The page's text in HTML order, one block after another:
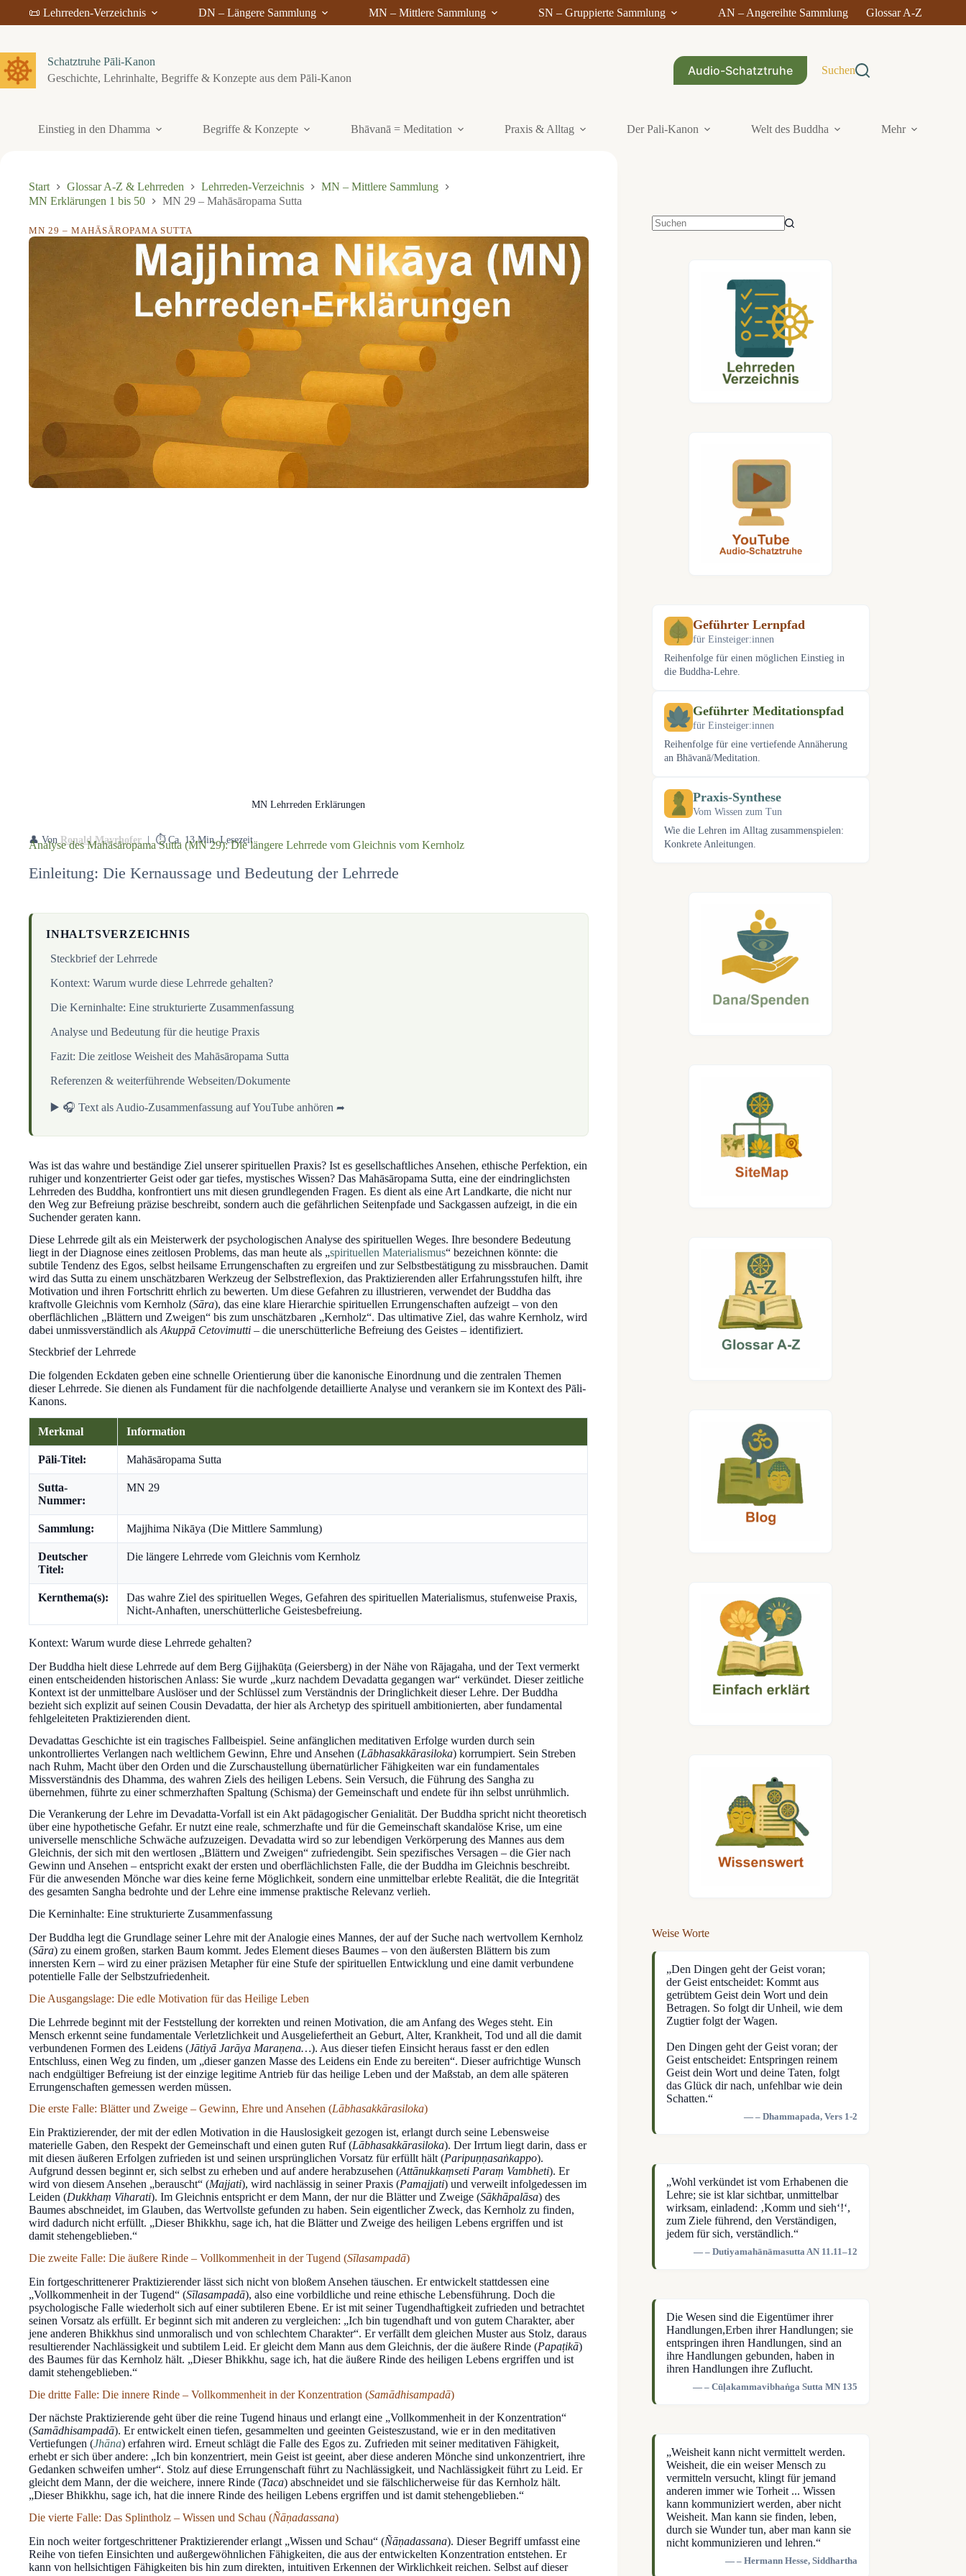
h
📜 Lehrreden-Verzeichnis DN – Längere Sammlung MN – Mittlere Sammlung SN – Gruppierte Sammlung AN – Angereihte Sammlung Glossar A-Z
Schatztruhe Pāli-Kanon
Geschichte, Lehrinhalte, Begriffe & Konzepte aus dem Pāli-Kanon
Audio-Schatztruhe Suchen
Einstieg in den Dhamma Begriffe & Konzepte Bhāvanā = Meditation Praxis & Alltag Der Pali-Kanon Welt des Buddha Mehr
Start Glossar A-Z & Lehrreden Lehrreden-Verzeichnis
MN – Mittlere Sammlung
MN Erklärungen 1 bis 50
MN 29 – Mahāsāropama Sutta
MN 29 – MAHĀSĀROPAMA SUTTA
MN Lehrreden Erklärungen
👤 Von Ronald Mayrhofer | ⏱️ Ca. 13 Min. Lesezeit
Analyse des Mahāsāropama Sutta (MN 29): Die längere Lehrrede vom Gleichnis vom Kernholz
Einleitung: Die Kernaussage und Bedeutung der Lehrrede
INHALTSVERZEICHNIS
Steckbrief der Lehrrede
Kontext: Warum wurde diese Lehrrede gehalten?
Die Kerninhalte: Eine strukturierte Zusammenfassung
Analyse und Bedeutung für die heutige Praxis
Fazit: Die zeitlose Weisheit des Mahāsāropama Sutta
Referenzen & weiterführende Webseiten/Dokumente
▶️ 🎧 Text als Audio-Zusammenfassung auf YouTube anhören
Was ist das wahre und beständige Ziel unserer spirituellen Praxis? Ist es gesellschaftliches Ansehen, ethische Perfektion, ein
ruhiger und konzentrierter Geist oder gar tiefes, mystisches Wissen? Das Mahāsāropama Sutta, eine der eindringlichsten
Lehrreden des Buddha, konfrontiert uns mit diesen grundlegenden Fragen. Es dient als eine Art Landkarte, die nicht nur
den Weg zur Befreiung präzise beschreibt, sondern auch die gefährlichen Seitenpfade und Sackgassen aufzeigt, in die ein
Suchender geraten kann.
Diese Lehrrede gilt als ein Meisterwerk der psychologischen Analyse des spirituellen Weges. Ihre besondere Bedeutung
liegt in der Diagnose eines zeitlosen Problems, das man heute als „spirituellen Materialismus“ bezeichnen könnte: die
subtile Tendenz des Egos, selbst heilsame Errungenschaften zu ergreifen und zur Selbstbestätigung zu missbrauchen. Damit
wird das Sutta zu einem unschätzbaren Werkzeug der Selbstreflexion, das Praktizierenden aller Erfahrungsstufen hilft, ihre
Motivation und ihren Fortschritt ehrlich zu bewerten. Um diese Gefahren zu illustrieren, verwendet der Buddha das
kraftvolle Gleichnis vom Kernholz (Sāra), das eine klare Hierarchie spirituellen Errungenschaften aufzeigt – von den
oberflächlichen „Blättern und Zweigen“ bis zum unschätzbaren „Kernholz“. Das ultimative Ziel, das wahre Kernholz, wird
dabei unmissverständlich als Akuppā Cetovimutti – die unerschütterliche Befreiung des Geistes – identifiziert.
Steckbrief der Lehrrede
Die folgenden Eckdaten geben eine schnelle Orientierung über die kanonische Einordnung und die zentralen Themen
dieser Lehrrede. Sie dienen als Fundament für die nachfolgende detaillierte Analyse und verankern sie im Kontext des Pāli-
Kanons.
Merkmal Information
Pāli-Titel: Mahāsāropama Sutta
Sutta-
Nummer:
MN 29
Sammlung: Majjhima Nikāya (Die Mittlere Sammlung)
Deutscher
Titel:
Die längere Lehrrede vom Gleichnis vom Kernholz
Kernthema(s):
Das wahre Ziel des spirituellen Weges, Gefahren des spirituellen Materialismus, stufenweise Praxis,
Nicht-Anhaften, unerschütterliche Geistesbefreiung.
Kontext: Warum wurde diese Lehrrede gehalten?
Der Buddha hielt diese Lehrrede auf dem Berg Gijjhakūṭa (Geiersberg) in der Nähe von Rājagaha, und der Text vermerkt
einen entscheidenden historischen Anlass: Sie wurde „kurz nachdem Devadatta gegangen war“ verkündet. Dieser zeitliche
Kontext ist der unmittelbare Auslöser und der Schlüssel zum Verständnis der Dringlichkeit dieser Lehre. Der Buddha
bezieht sich explizit auf seinen Cousin Devadatta, der hier als Archetyp des spirituell ambitionierten, aber fundamental
fehlgeleiteten Praktizierenden dient.
Devadattas Geschichte ist ein tragisches Fallbeispiel. Seine anfänglichen meditativen Erfolge wurden durch sein
unkontrolliertes Verlangen nach weltlichem Gewinn, Ehre und Ansehen (Lābhasakkārasiloka) korrumpiert. Sein Streben
nach Ruhm, Macht über den Orden und die Zurschaustellung übernatürlicher Fähigkeiten war ein fundamentales
Missverständnis des Dhamma, des wahren Ziels des heiligen Lebens. Sein Versuch, die Führung des Sangha zu
übernehmen, führte zu einer schmerzhaften Spaltung (Schisma) der Gemeinschaft und endete für ihn selbst unrühmlich.
Die Verankerung der Lehre im Devadatta-Vorfall ist ein Akt pädagogischer Genialität. Der Buddha spricht nicht theoretisch
über eine hypothetische Gefahr. Er nutzt eine reale, schmerzhafte und für die Gemeinschaft skandalöse Krise, um eine
universelle menschliche Schwäche aufzuzeigen. Devadatta wird so zur lebendigen Verkörperung des Mannes aus dem
Gleichnis, der sich mit den wertlosen „Blättern und Zweigen“ zufriedengibt. Sein spezifisches Versagen – die Gier nach
Gewinn und Ansehen – entspricht exakt der ersten und oberflächlichsten Falle, die der Buddha im Gleichnis beschreibt.
Für die anwesenden Mönche war dies keine ferne Möglichkeit, sondern eine unmittelbar erlebte Realität, die die Integrität
des gesamten Sangha bedrohte und der Lehre eine immense praktische Relevanz verlieh.
Die Kerninhalte: Eine strukturierte Zusammenfassung
Der Buddha legt die Grundlage seiner Lehre mit der Analogie eines Mannes, der auf der Suche nach wertvollem Kernholz
(Sāra) zu einem großen, starken Baum kommt. Jedes Element dieses Baumes – von den äußersten Blättern bis zum
innersten Kern – wird zu einer präzisen Metapher für eine Stufe der spirituellen Entwicklung und eine damit verbundene
potentielle Falle der Selbstzufriedenheit.
Die Ausgangslage: Die edle Motivation für das Heilige Leben
Die Lehrrede beginnt mit der Feststellung der korrekten und reinen Motivation, die am Anfang des Weges steht. Ein
Mensch erkennt seine fundamentale Verletzlichkeit und Ausgeliefertheit an Geburt, Alter, Krankheit, Tod und all die damit
verbundenen Formen des Leidens (Jātiyā Jarāya Maraṇena…). Aus dieser tiefen Einsicht heraus fasst er den edlen
Entschluss, einen Weg zu finden, um „dieser ganzen Masse des Leidens ein Ende zu bereiten“. Dieser aufrichtige Wunsch
nach endgültiger Befreiung ist der einzige legitime Antrieb für das heilige Leben und der Maßstab, an dem alle späteren
Errungenschaften gemessen werden müssen.
Die erste Falle: Blätter und Zweige – Gewinn, Ehre und Ansehen (Lābhasakkārasiloka)
Ein Praktizierender, der mit der edlen Motivation in die Hauslosigkeit gezogen ist, erlangt durch seine Lebensweise
materielle Gaben, den Respekt der Gemeinschaft und einen guten Ruf (Lābhasakkārasiloka). Der Irrtum liegt darin, dass er
mit diesen äußeren Erfolgen zufrieden ist und seinen ursprünglichen Vorsatz für erfüllt hält (Paripuṇṇasaṅkappo).
Aufgrund dessen beginnt er, sich selbst zu erheben und auf andere herabzusehen (Attānukkaṃseti Paraṃ Vambheti). Er
wird von diesem Ansehen „berauscht“ (Majjati), wird nachlässig in seiner Praxis (Pamajjati) und verweilt infolgedessen im
Leiden (Dukkhaṃ Viharati). Im Gleichnis entspricht er dem Mann, der nur die Blätter und Zweige (Sākhāpalāsa) des
Baumes abschneidet, im Glauben, das Wertvollste gefunden zu haben. Sein eigentlicher Zweck, das Kernholz zu finden,
wird dadurch nicht erfüllt. „Dieser Bhikkhu, sage ich, hat die Blätter und Zweige des heiligen Lebens ergriffen und ist
damit stehengeblieben.“
Die zweite Falle: Die äußere Rinde – Vollkommenheit in der Tugend (Sīlasampadā)
Ein fortgeschrittenerer Praktizierender lässt sich nicht von bloßem Ansehen täuschen. Er entwickelt stattdessen eine
„Vollkommenheit in der Tugend“ (Sīlasampadā), also eine vorbildliche und reine ethische Lebensführung. Doch die
psychologische Falle wiederholt sich auf einer subtileren Ebene. Er ist mit seiner Tugendhaftigkeit zufrieden und betrachtet
seinen Vorsatz als erfüllt. Er beginnt sich mit anderen zu vergleichen: „Ich bin tugendhaft und von gutem Charakter, aber
jene anderen Bhikkhus sind unmoralisch und von schlechtem Charakter“. Er verfällt dem gleichen Muster aus Stolz, daraus
resultierender Nachlässigkeit und subtilem Leid. Er gleicht dem Mann aus dem Gleichnis, der die äußere Rinde (Papaṭikā)
des Baumes für das Kernholz hält. „Dieser Bhikkhu, sage ich, hat die äußere Rinde des heiligen Lebens ergriffen und ist
damit stehengeblieben.“
Die dritte Falle: Die innere Rinde – Vollkommenheit in der Konzentration (Samādhisampadā)
Der nächste Praktizierende geht über die reine Tugend hinaus und erlangt eine „Vollkommenheit in der Konzentration“
(Samādhisampadā). Er entwickelt einen tiefen, gesammelten und geeinten Geisteszustand, wie er in den meditativen
Vertiefungen (Jhāna) erfahren wird. Erneut schlägt die Falle des Egos zu. Zufrieden mit seiner meditativen Fähigkeit,
erhebt er sich über andere: „Ich bin konzentriert, mein Geist ist geeint, aber diese anderen Mönche sind unkonzentriert, ihre
Gedanken schweifen umher“. Stolz auf diese Errungenschaft führt zu Nachlässigkeit, und Nachlässigkeit führt zu Leid. Er
gleicht dem Mann, der die weichere, innere Rinde (Taca) abschneidet und sie fälschlicherweise für das Kernholz hält.
„Dieser Bhikkhu, sage ich, hat die innere Rinde des heiligen Lebens ergriffen und ist damit stehengeblieben.“
Die vierte Falle: Das Splintholz – Wissen und Schau (Ñāṇadassana)
Ein noch weiter fortgeschrittener Praktizierender erlangt „Wissen und Schau“ (Ñāṇadassana). Dieser Begriff umfasst eine
Reihe von tiefen Einsichten und außergewöhnlichen Fähigkeiten, die aus der entwickelten Konzentration entstehen. Er
kann von hellsichtigen Fähigkeiten bis hin zum direkten, intuitiven Erkennen der Wirklichkeit reichen. Selbst auf dieser
Geführter Lernpfad
für Einsteiger:innen
Reihenfolge für einen möglichen Einstieg in
die Buddha-Lehre.
Geführter Meditationspfad
für Einsteiger:innen
Reihenfolge für eine vertiefende Annäherung
an Bhāvanā/Meditation.
Praxis-Synthese
Vom Wissen zum Tun
Wie die Lehren im Alltag zusammenspielen:
Konkrete Anleitungen.
Weise Worte
„Den Dingen geht der Geist voran;
der Geist entscheidet: Kommt aus
getrübtem Geist dein Wort und dein
Betragen. So folgt dir Unheil, wie dem
Zugtier folgt der Wagen.
Den Dingen geht der Geist voran; der
Geist entscheidet: Entspringen reinem
Geist dein Wort und deine Taten, folgt
das Glück dir nach, unfehlbar wie dein
Schatten.“
– Dhammapada, Vers 1-2
„Wohl verkündet ist vom Erhabenen die
Lehre; sie ist klar sichtbar, unmittelbar
wirksam, einladend: ‚Komm und sieh‘!‘,
zum Ziele führend, den Verständigen,
jedem für sich, verständlich.“
– Dutiyamahānāmasutta AN 11.11–12
Die Wesen sind die Eigentümer ihrer
Handlungen,Erben ihrer Handlungen; sie
entspringen ihren Handlungen, sind an
ihre Handlungen gebunden, haben in
ihren Handlungen ihre Zuflucht.
– Cūḷakammavibhaṅga Sutta MN 135
„Weisheit kann nicht vermittelt werden.
Weisheit, die ein weiser Mensch zu
vermitteln versucht, klingt für jemand
anderen immer wie Torheit ... Wissen
kann kommuniziert werden, aber nicht
Weisheit. Man kann sie finden, leben,
durch sie Wunder tun, aber man kann sie
nicht kommunizieren und lehren.“
– Hermann Hesse, Siddhartha